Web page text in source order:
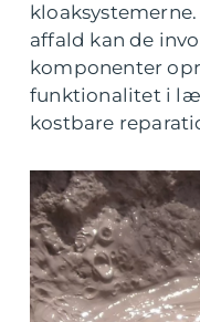
affald kan de
komponenter
funktionalitet i
kostbare